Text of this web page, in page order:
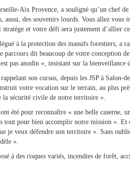
Aix Provence, a souligné qu’un chef
aussi, des souvenirs lourds. Vous allez
et votre défi sera justement d’allier
à la protection des massifs forestiers, a
dit beaucoup de votre conception
pas anodin », insistant sur la bienveillance
son cursus, depuis les JSP à
votre vocation sur le terrain, au plus
la sécurité civile de notre territoire ».
été pour reconnaître « une belle caserne,
tout pour bien accomplir notre mission ».
je veux défendre son territoire ». Sans
».
à des risques variés, incendies de forêt,